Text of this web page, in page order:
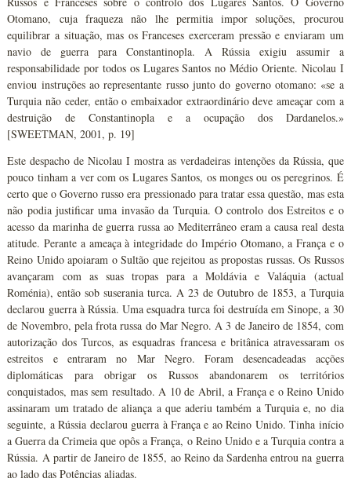
Otomano, cuja fraqueza não lhe permitia impor soluções, procurou
equilibrar a situação, mas os Franceses exerceram pressão e enviaram um
navio de guerra para Constantinopla. A Rússia exigiu assumir a
responsabilidade por todos os Lugares Santos no Médio Oriente. Nicolau I
enviou instruções ao representante russo junto do governo otomano: «se a
Turquia não ceder, então o embaixador extraordinário deve ameaçar com a
destruição de Constantinopla e a ocupação dos Dardanelos.»
[SWEETMAN, 2001, p. 19]
Este despacho de Nicolau I mostra as verdadeiras intenções da Rússia, que
pouco tinham a ver com os Lugares Santos, os monges ou os peregrinos. É
certo que o Governo russo era pressionado para tratar essa questão, mas esta
não podia justificar uma invasão da Turquia. O controlo dos Estreitos e o
acesso da marinha de guerra russa ao Mediterrâneo eram a causa real desta
atitude. Perante a ameaça à integridade do Império Otomano, a França e o
Reino Unido apoiaram o Sultão que rejeitou as propostas russas. Os Russos
avançaram com as suas tropas para a Moldávia e Valáquia (actual
Roménia), então sob suserania turca. A 23 de Outubro de 1853, a Turquia
declarou guerra à Rússia. Uma esquadra turca foi destruída em Sinope, a 30
de Novembro, pela frota russa do Mar Negro. A 3 de Janeiro de 1854, com
autorização dos Turcos, as esquadras francesa e britânica atravessaram os
estreitos e entraram no Mar Negro. Foram desencadeadas acções
diplomáticas para obrigar os Russos abandonarem os territórios
conquistados, mas sem resultado. A 10 de Abril, a França e o Reino Unido
assinaram um tratado de aliança a que aderiu também a Turquia e, no dia
seguinte, a Rússia declarou guerra à França e ao Reino Unido. Tinha início
a Guerra da Crimeia que opôs a França, o Reino Unido e a Turquia contra a
Rússia. A partir de Janeiro de 1855, ao Reino da Sardenha entrou na guerra
ao lado das Potências aliadas.